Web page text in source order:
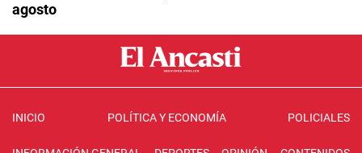
agosto
INICIO POLÍTICA Y ECONOMÍA POLICIALES